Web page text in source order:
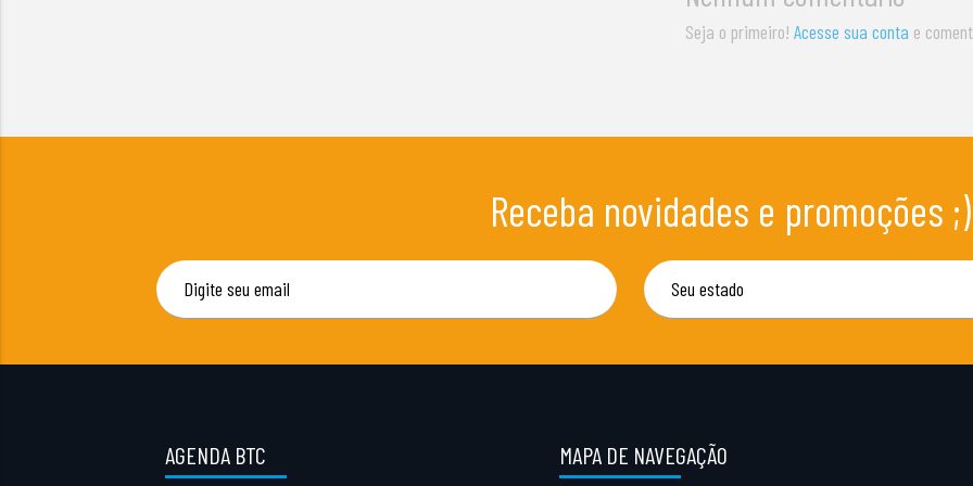
Seja o primeiro!Acesse sua conta e
Receba novidades e promoções ;)
AGENDA BTC MAPA DE NAVEGAÇÃO